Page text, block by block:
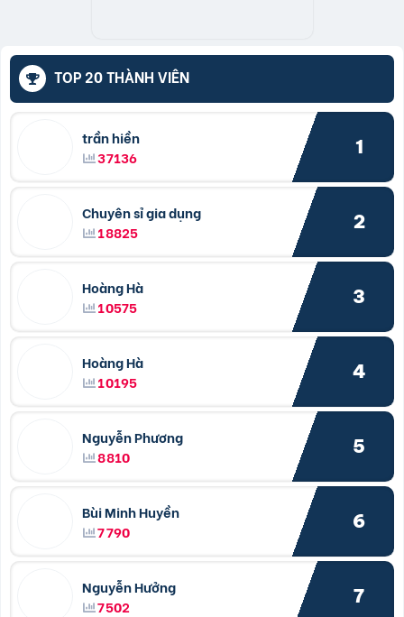
TOP 20 THÀNH VIÊN
trần hiền
37136
1
Chuyên sỉ gia dụng
18825
2
Hoàng Hà
10575
3
Hoàng Hà
10195
4
Nguyễn Phương
8810
5
Bùi Minh Huyền
7790
6
Nguyễn Hưởng
7502
7